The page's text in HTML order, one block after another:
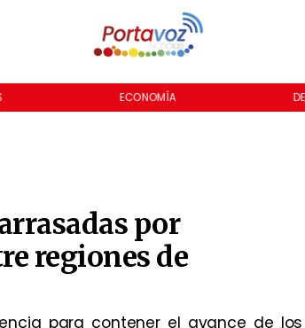
ECONOMÍA
por
regiones de
para contener el avance de los